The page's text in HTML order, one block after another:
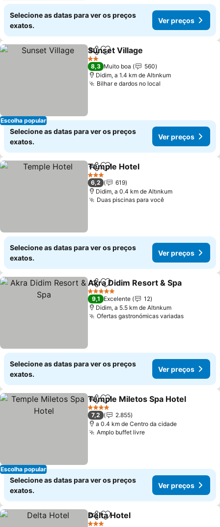
Selecione as datas para ver os preços
exatos.
Ver preços
Escolha popular
PartilharAdicionar aos favoritos
Sunset Village
2 Estrelas
8,3 Muito boa
560
Didim, a 1.4 km de Altınkum
Bilhar e dardos no local
Selecione as datas para ver os preços
exatos.
Ver preços
PartilharAdicionar aos favoritos
Temple Hotel
3 Estrelas
6,2
619
Didim, a 0.4 km de Altınkum
Duas piscinas para você
Selecione as datas para ver os preços
exatos.
Ver preços
PartilharAdicionar aos favoritos
Akra Didim Resort & Spa
5 Estrelas
9,1 Excelente
12
Didim, a 5.5 km de Altınkum
Ofertas gastronómicas variadas
Selecione as datas para ver os preços
exatos.
Ver preços
Escolha popular
PartilharAdicionar aos favoritos
Temple Miletos Spa Hotel
4 Estrelas
7,2
2.855
a 0.4 km de Centro da cidade
Amplo buffet livre
Selecione as datas para ver os preços
exatos.
Ver preços
PartilharAdicionar aos favoritos
Delta Hotel